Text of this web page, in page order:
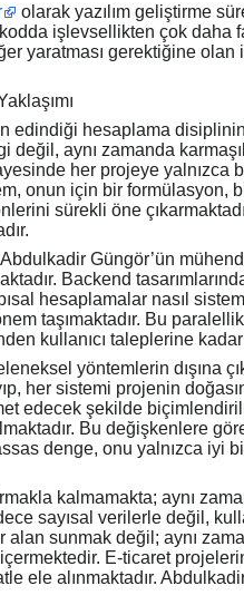
olarak yazılım geliştirme
işlevsellikten çok daha
yaratması gerektiğine
hesaplama
aynı zamanda
her projeye
onun için bir
sürekli öne
Güngör’ün
Backend
hesaplamalar nasıl
taşımaktadır. Bu
kullanıcı taleplerine
yöntemlerin dışına
her sistemi projenin
edecek şekilde
Bu değişkenlere
denge, onu yalnızca iyi
kalmamakta; aynı
sayısal verilerle değil,
alan sunmak değil; aynı
E-ticaret
ele alınmaktadır.